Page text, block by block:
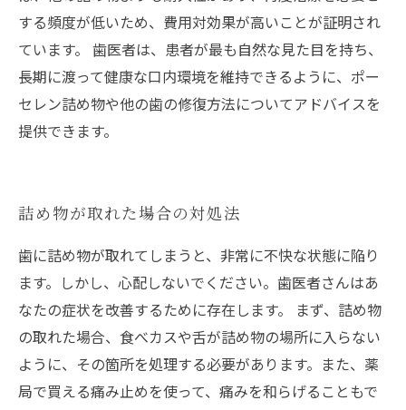
する頻度が低いため、費用対効果が高いことが証明され
ています。 歯医者は、患者が最も自然な見た目を持ち、
長期に渡って健康な口内環境を維持できるように、ポー
セレン詰め物や他の歯の修復方法についてアドバイスを
提供できます。
詰め物が取れた場合の対処法
歯に詰め物が取れてしまうと、非常に不快な状態に陥り
ます。しかし、心配しないでください。歯医者さんはあ
なたの症状を改善するために存在します。 まず、詰め物
の取れた場合、食べカスや舌が詰め物の場所に入らない
ように、その箇所を処理する必要があります。また、薬
局で買える痛み止めを使って、痛みを和らげることもで